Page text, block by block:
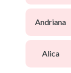
andriana
alica